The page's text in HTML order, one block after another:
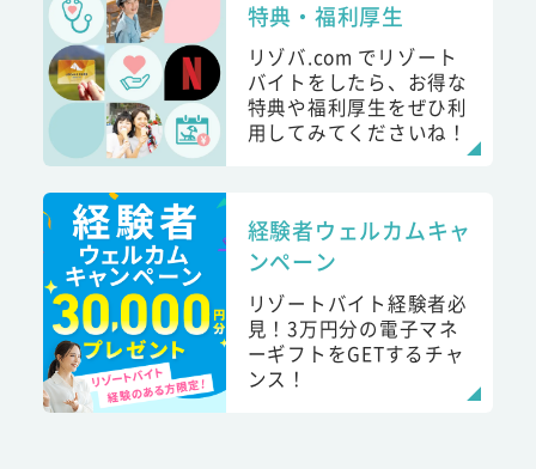
特典・福利厚生
リゾバ.com でリゾート
バイトをしたら、お得な
特典や福利厚生をぜひ利
用してみてくださいね！
経験者ウェルカムキャ
ンペーン
リゾートバイト経験者必
見！3万円分の電子マネ
ーギフトをGETするチャ
ンス！